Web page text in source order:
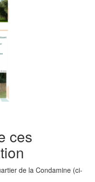
ces
de la Condamine (ci-